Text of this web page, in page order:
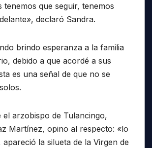
tenemos que seguir, tenemos
declaró Sandra.
brindo esperanza a la familia
debido a que acordé a sus
es una señal de que no se
el arzobispo de Tulancingo,
Martínez, opino al respecto: «lo
apareció la silueta de la Virgen de